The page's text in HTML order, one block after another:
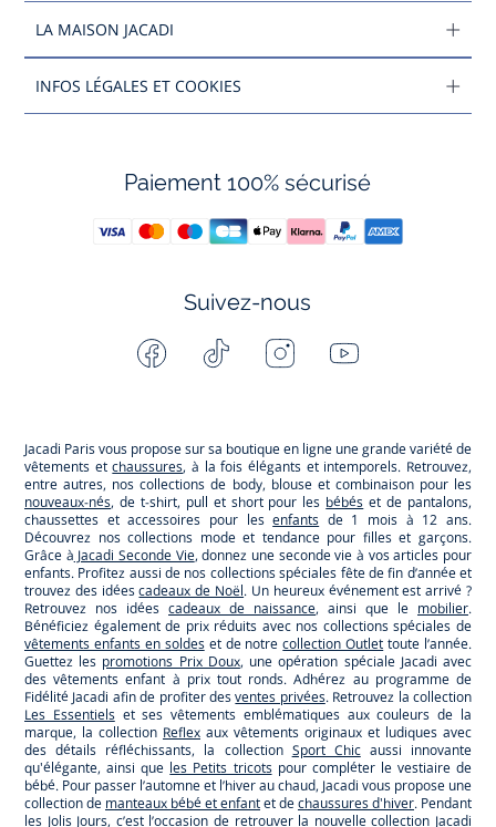
LA MAISON JACADI
INFOS LÉGALES ET COOKIES
Paiement 100% sécurisé
Suivez-nous
Facebook Tiktok InstagramYoutube
Jacadi Paris vous propose sur sa boutique en ligne une grande variété de
vêtements etchaussures, à la fois élégants et intemporels. Retrouvez,
entre autres, nos collections de body, blouse et combinaison pour les
nouveaux-nés, de t-shirt, pull et short pour les bébés et de pantalons,
chaussettes et accessoires pour lesenfants de 1 mois à 12 ans.
Découvrez nos collections mode et tendance pour filles et garçons.
Grâce à Jacadi Seconde Vie, donnez une seconde vie à vos articles pour
enfants. Profitez aussi de nos collections spéciales fête de fin d’année et
trouvez des idéescadeaux de Noël. Un heureux événement est arrivé ?
Retrouvez nos idées cadeaux de naissance, ainsi que le mobilier.
Bénéficiez également de prix réduits avec nos collections spéciales de
vêtements enfants en soldeset de notrecollection Outlet toute l’année.
Guettez les promotions Prix Doux, une opération spéciale Jacadi avec
des vêtements enfant à prix tout ronds. Adhérez au programme de
Fidélité Jacadi afin de profiter desventes privées. Retrouvez la collection
Les Essentielset ses vêtements emblématiques aux couleurs de la
marque, la collection Reflex aux vêtements originaux et ludiques avec
des détails réfléchissants, la collection Sport Chicaussi innovante
qu'élégante, ainsi que les Petits tricotspour compléter le vestiaire de
bébé. Pour passer l’automne et l’hiver au chaud, Jacadi vous propose une
collection de manteaux bébé et enfantet dechaussures d'hiver. Pendant
les Jolis Jours, c’est l’occasion de retrouver la nouvelle collection Jacadi